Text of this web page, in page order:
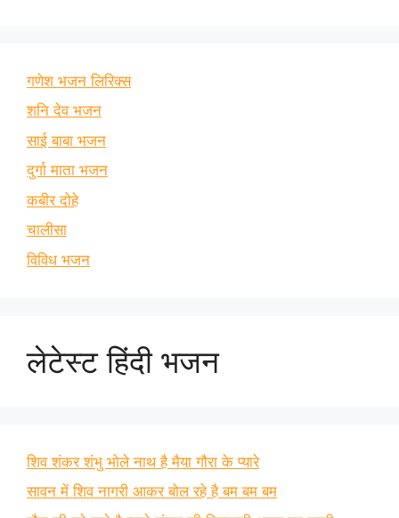
गणेश भजन लिरिक्स
शनि देव भजन
साई बाबा भजन
दुर्गा माता भजन
कबीर दोहे
चालीसा
विविध भजन
लेटेस्ट हिंदी भजन
शिव शंकर शंभु भोले नाथ है मैया गौरा के प्यारे
सावन में शिव नागरी आकर बोल रहे है बम बम बम